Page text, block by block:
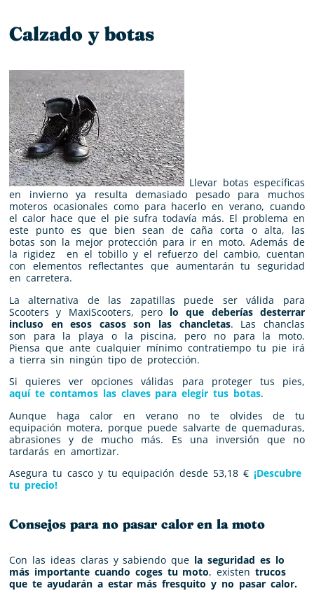
Calzado y botas
Llevar botas específicas
en invierno ya resulta demasiado pesado para muchos
moteros ocasionales como para hacerlo en verano, cuando
el calor hace que el pie sufra todavía más. El problema en
este punto es que bien sean de caña corta o alta, las
botas son la mejor protección para ir en moto. Además de
la rigidez en el tobillo y el refuerzo del cambio, cuentan
con elementos reflectantes que aumentarán tu seguridad
en carretera.
La alternativa de las zapatillas puede ser válida para
Scooters y MaxiScooters, pero lo que deberías desterrar
incluso en esos casos son las chancletas. Las chanclas
son para la playa o la piscina, pero no para la moto.
Piensa que ante cualquier mínimo contratiempo tu pie irá
a tierra sin ningún tipo de protección.
Si quieres ver opciones válidas para proteger tus pies,
aquí te contamos las claves para elegir tus botas.
Aunque haga calor en verano no te olvides de tu
equipación motera, porque puede salvarte de quemaduras,
abrasiones y de mucho más. Es una inversión que no
tardarás en amortizar.
Asegura tu casco y tu equipación desde 53,18 € ¡Descubre
tu precio!
Consejos para no pasar calor en la moto
Con las ideas claras y sabiendo que la seguridad es lo
más importante cuando coges tu moto, existentrucos
que te ayudarán a estar más fresquito y no pasar calor.